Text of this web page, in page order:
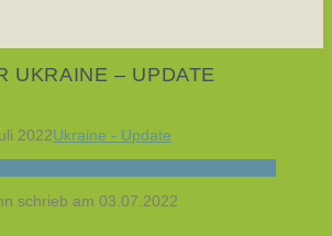
UKRAINE – UPDATE
2022Ukraine - Update
schrieb am 03.07.2022